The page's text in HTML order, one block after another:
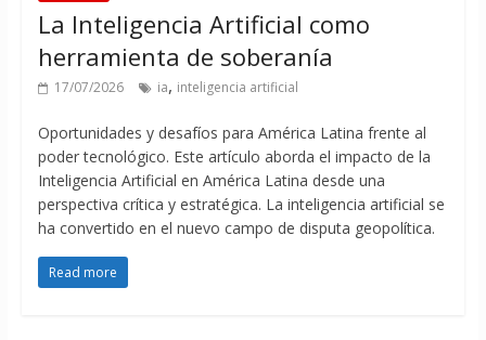
La Inteligencia Artificial como
herramienta de soberanía
17/07/2026 ia, inteligencia artificial
Oportunidades y desafíos para América Latina frente al
poder tecnológico. Este artículo aborda el impacto de la
Inteligencia Artificial en América Latina desde una
perspectiva crítica y estratégica. La inteligencia artificial se
ha convertido en el nuevo campo de disputa geopolítica.
Read more